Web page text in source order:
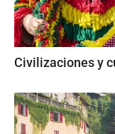
Civilizaciones y